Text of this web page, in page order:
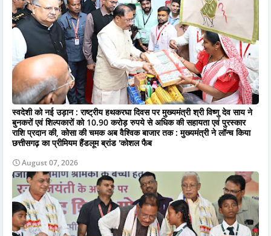
स्वदेशी को नई उड़ान : राष्ट्रीय हथकरघा दिवस पर मुख्यमंत्री श्री विष्णु देव साय ने
बुनकरों एवं शिल्पकारों को 10.90 करोड़ रुपये से अधिक की सहायता एवं पुरस्कार
राशि प्रदान की, कोसा की चमक अब वैश्विक बाजार तक : मुख्यमंत्री ने लॉन्च किया
छत्तीसगढ़ का प्रीमियम हैंडलूम ब्रांड 'कोशल फैब
August 07, 2026